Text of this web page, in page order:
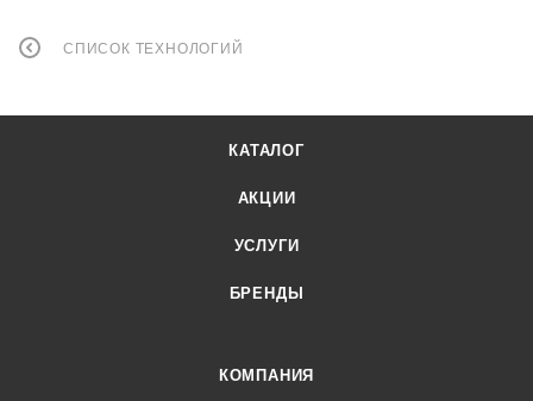
СПИСОК ТЕХНОЛОГИЙ
КАТАЛОГ
АКЦИИ
УСЛУГИ
БРЕНДЫ
КОМПАНИЯ